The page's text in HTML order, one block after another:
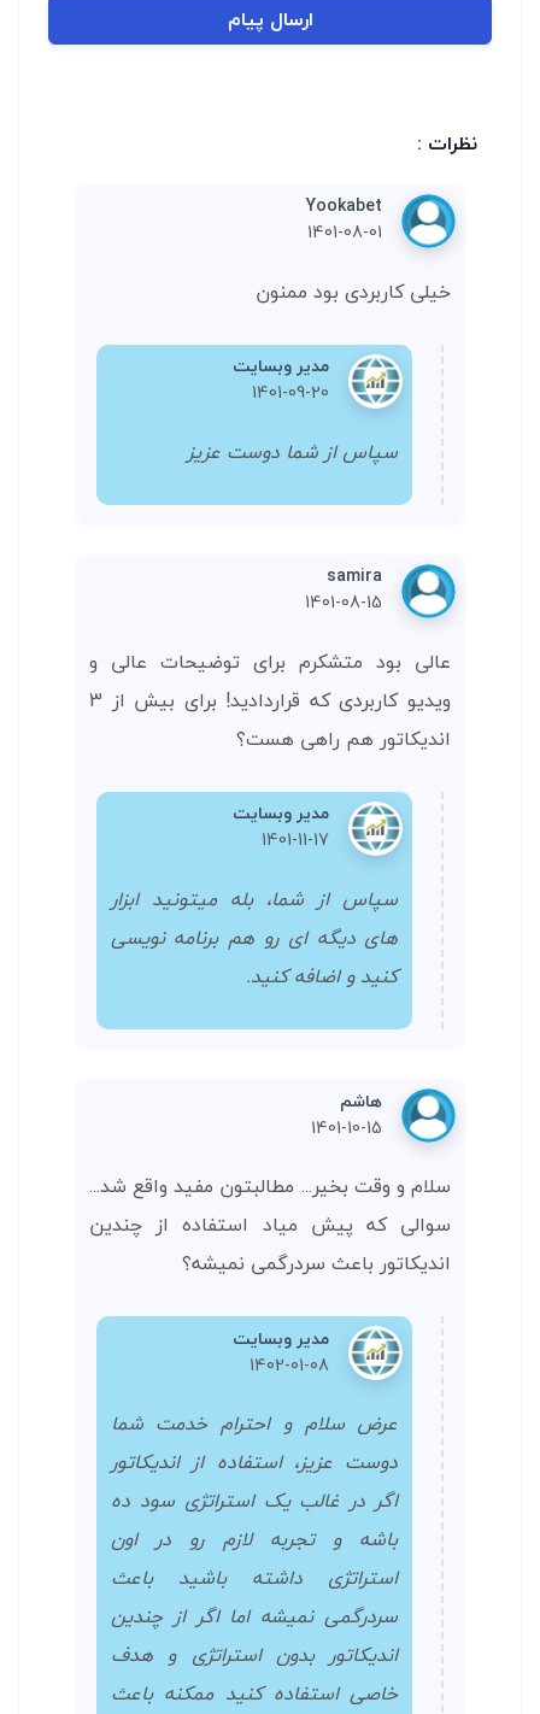
ارسال پیام
نظرات :
Yookabet
1401-08-01
خیلی کاربردی بود ممنون
مدیر وبسایت
1401-09-20
سپاس از شما دوست عزیز
samira
1401-08-15
عالی بود متشکرم برای توضیحات عالی و
ویدیو کاربردی که قراردادید! برای بیش از 3
اندیکاتور هم راهی هست؟
مدیر وبسایت
1401-11-17
سپاس از شما، بله میتونید ابزار
های دیگه ای رو هم برنامه نویسی
کنید و اضافه کنید.
هاشم
1401-10-15
سلام و وقت بخیر... مطالبتون مفید واقع شد...
سوالی که پیش میاد استفاده از چندین
اندیکاتور باعث سردرگمی نمیشه؟
مدیر وبسایت
1402-01-08
عرض سلام و احترام خدمت شما
دوست عزیز، استفاده از اندیکاتور
اگر در غالب یک استراتژی سود ده
باشه و تجربه لازم رو در اون
استراتژی داشته باشید باعث
سردرگمی نمیشه اما اگر از چندین
اندیکاتور بدون استراتژی و هدف
خاصی استفاده کنید ممکنه باعث